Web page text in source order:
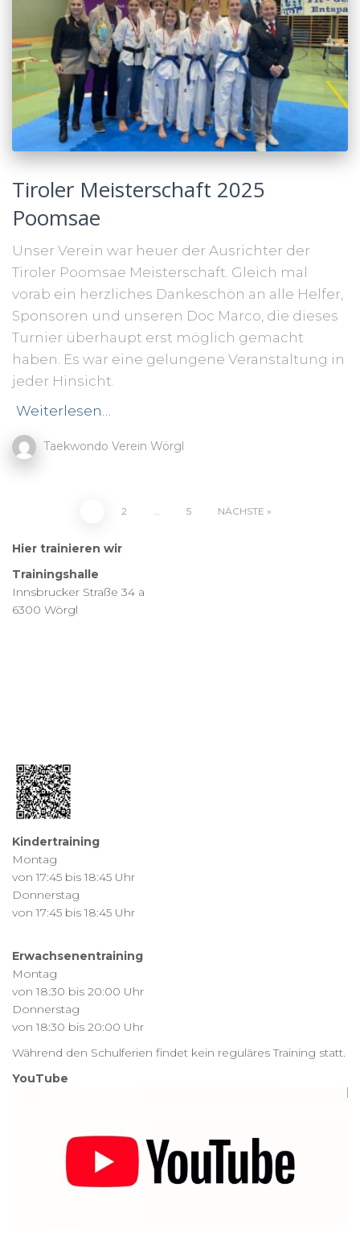
Tiroler Meisterschaft 2025
Poomsae
Unser Verein war heuer der Ausrichter der
Tiroler Poomsae Meisterschaft. Gleich mal
vorab ein herzliches Dankeschön an alle Helfer,
Sponsoren und unseren Doc Marco, die dieses
Turnier überhaupt erst möglich gemacht
haben. Es war eine gelungene Veranstaltung in
jeder Hinsicht.
Weiterlesen…
Taekwondo Verein Wörgl
Seitennummerierung
der
Beiträge
2 5 NÄCHSTE
Hier trainieren wir
Trainingshalle
Innsbrucker Straße 34 a
6300 Wörgl
Kindertraining
Montag
von 17:45 bis 18:45 Uhr
Donnerstag
von 17:45 bis 18:45 Uhr
Erwachsenentraining
Montag
von 18:30 bis 20:00 Uhr
Donnerstag
von 18:30 bis 20:00 Uhr
Während den Schulferien findet kein reguläres Training statt.
YouTube